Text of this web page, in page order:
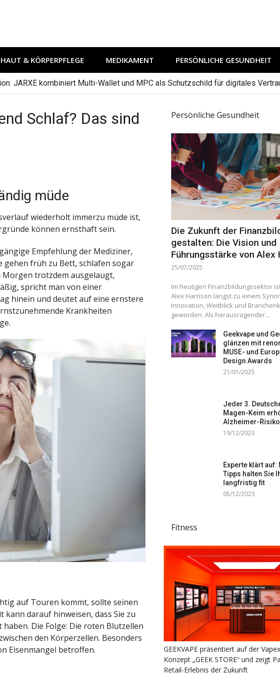
HAUT & KÖRPERPFLEGE MEDIKAMENT PERSÖNLICHE GESUNDHEIT
JARXE kombiniert Multi-Wallet und MPC als Schutzschild für digitales
Schlaf? Das sind
müde
wiederholt immerzu müde ist,
können ernsthaft sein.
Empfehlung der Mediziner,
gehen früh zu Bett, schlafen sogar
Morgen trotzdem ausgelaugt,
spricht man von einer
hinein und deutet auf eine ernstere
Krankheiten
auf Touren kommt, sollte seinen
darauf hinweisen, dass Sie zu
Die Folge: Die roten Blutzellen
den Körperzellen. Besonders
Eisenmangel betroffen.
Persönliche Gesundheit
Die Zukunft der
gestalten: Die Vision und
Führungsstärke von Alex
25/07/2025
Im heutigen Finanzbildungssektor
Alex Harrison längst zu einem
Innovation, Weitblick und
geworden. Als herausragender...
Geekvape und
glänzen mit
MUSE- und
Design Awards
21/01/2025
Jeder 3.
Magen-Keim
Alzheimer-Risiko
19/12/2023
Experte klärt auf:
Tipps halten Sie
langfristig fit
05/12/2023
Fitness
GEEKVAPE präsentiert auf der
Konzept „GEEK STORE“ und zeigt
Retail-Erlebnis der Zukunft